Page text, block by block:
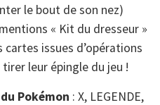
le bout de son nez)
« Kit du dresseur »
issues d’opérations
leur épingle du jeu !
Pokémon : X, LEGENDE,